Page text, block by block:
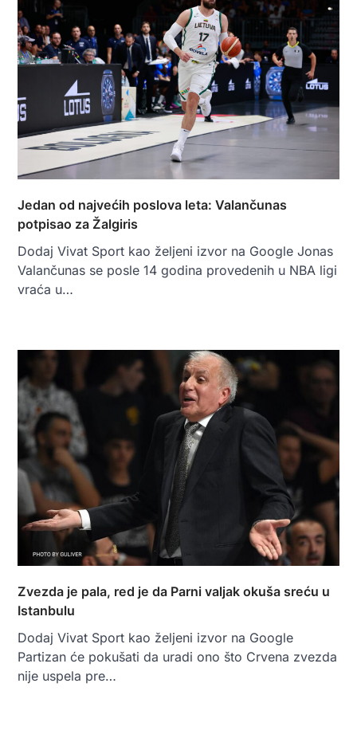
Jedan od najvećih poslova leta: Valančunas
potpisao za Žalgiris
Dodaj Vivat Sport kao željeni izvor na Google Jonas
Valančunas se posle 14 godina provedenih u NBA ligi
vraća u…
Zvezda je pala, red je da Parni valjak okuša sreću u
Istanbulu
Dodaj Vivat Sport kao željeni izvor na Google
Partizan će pokušati da uradi ono što Crvena zvezda
nije uspela pre…